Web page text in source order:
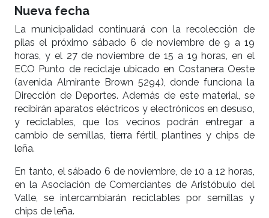
Nueva fecha
La municipalidad continuará con la recolección de
pilas el próximo sábado 6 de noviembre de 9 a 19
horas, y el 27 de noviembre de 15 a 19 horas, en el
ECO Punto de reciclaje ubicado en Costanera Oeste
(avenida Almirante Brown 5294), donde funciona la
Dirección de Deportes. Además de este material, se
recibirán aparatos eléctricos y electrónicos en desuso,
y reciclables, que los vecinos podrán entregar a
cambio de semillas, tierra fértil, plantines y chips de
leña.
En tanto, el sábado 6 de noviembre, de 10 a 12 horas,
en la Asociación de Comerciantes de Aristóbulo del
Valle, se intercambiarán reciclables por semillas y
chips de leña.